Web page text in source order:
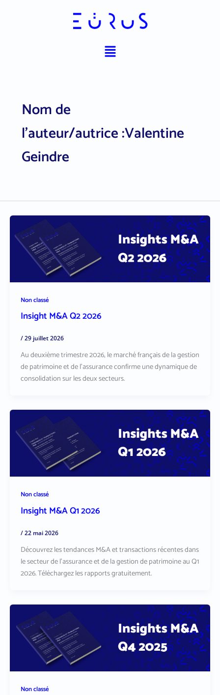
Menu
Nom de
l’auteur/autrice :Valentine
Geindre
Non classé
Insight M&A Q2 2026
/29 juillet 2026
Au deuxième trimestre 2026, le marché français de la gestion
de patrimoine et de l’assurance confirme une dynamique de
consolidation sur les deux secteurs.
Non classé
Insight M&A Q1 2026
/22 mai 2026
Découvrez les tendances M&A et transactions récentes dans
le secteur de l’assurance et de la gestion de patrimoine au Q1
2026. Téléchargez les rapports gratuitement.
Non classé